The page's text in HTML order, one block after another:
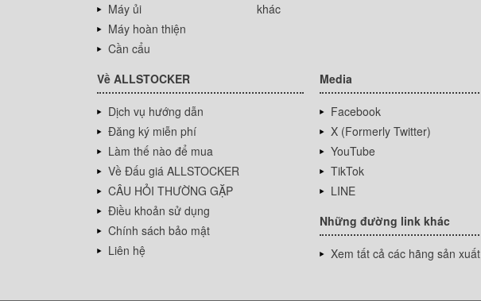
Máy ủi
Máy hoàn thiện
Cần cẩu
khác
Về ALLSTOCKER
Dịch vụ hướng dẫn
Đăng ký miễn phí
Làm thế nào để mua
Về Đấu giá ALLSTOCKER
CÂU HỎI THƯỜNG GẶP
Điều khoản sử dụng
Chính sách bảo mật
Liên hệ
Media
Facebook
X (Formerly Twitter)
YouTube
TikTok
LINE
Những đường link khác
Xem tất cả các hãng sản xuất